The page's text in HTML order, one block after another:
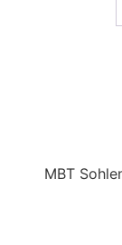
MBT